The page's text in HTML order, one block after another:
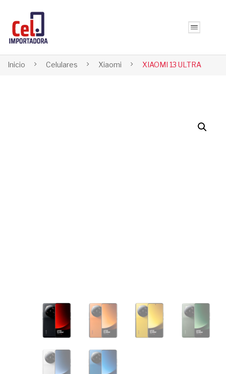
Inicio Celulares Xiaomi XIAOMI 13 ULTRA